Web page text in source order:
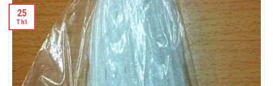
25
Th1